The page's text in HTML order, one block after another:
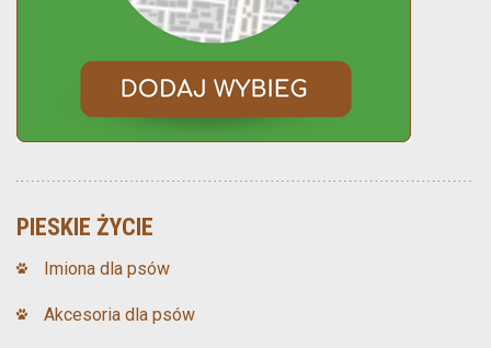
PIESKIE ŻYCIE
Imiona dla psów
Akcesoria dla psów